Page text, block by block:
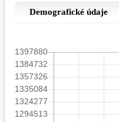
Demografické údaje